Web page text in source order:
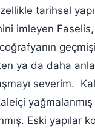
tarihsel
imleyen
ya da daha
severim.
Eski yapılar